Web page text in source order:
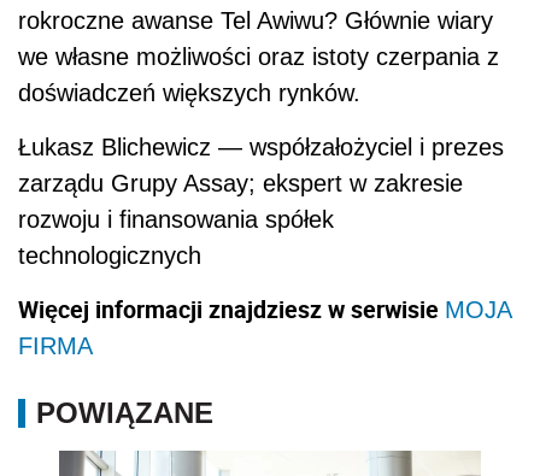
rokroczne awanse Tel Awiwu? Głównie wiary
we własne możliwości oraz istoty czerpania z
doświadczeń większych rynków.
Łukasz Blichewicz — współzałożyciel i prezes
zarządu Grupy Assay; ekspert w zakresie
rozwoju i finansowania spółek
technologicznych
Więcej informacji znajdziesz w serwisie MOJA
FIRMA
POWIĄZANE